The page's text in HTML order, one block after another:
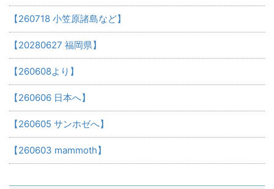
【260718 小笠原諸島など】
【20280627 福岡県】
【260608より】
【260606 日本へ】
【260605 サンホゼへ】
【260603 mammoth】